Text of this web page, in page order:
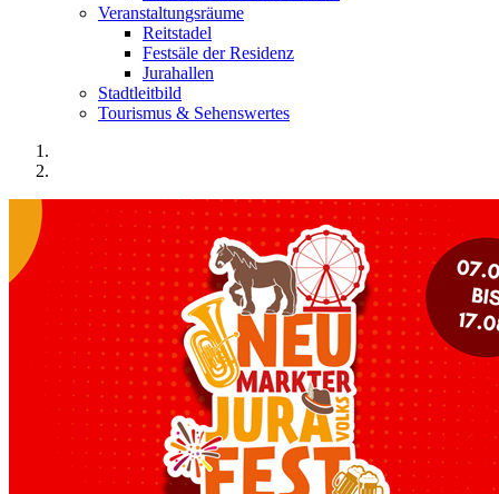
Veranstaltungsräume
Reitstadel
Festsäle der Residenz
Jurahallen
Stadtleitbild
Tourismus & Sehenswertes